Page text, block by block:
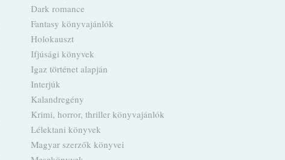
Dark romance
Fantasy könyvajánlók
Holokauszt
Ifjúsági könyvek
Igaz történet alapján
Interjúk
Kalandregény
Krimi, horror, thriller könyvajánlók
Lélektani könyvek
Magyar szerzők könyvei